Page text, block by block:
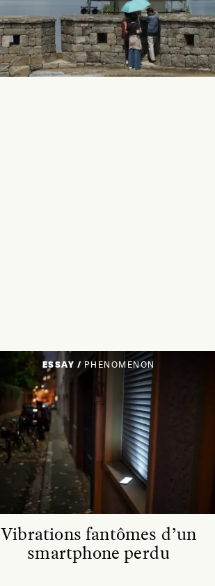
ESSAY / PHENOMENON
Vibrations fantômes d’un
smartphone perdu